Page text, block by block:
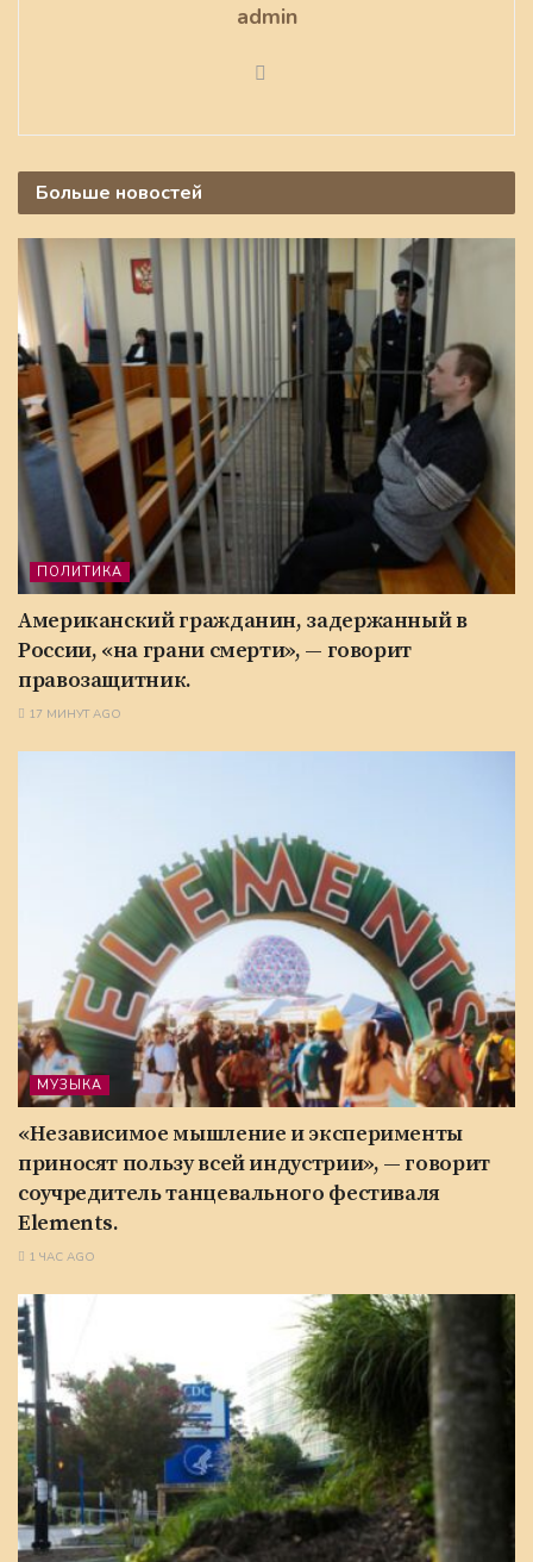
admin
Больше новостей
ПОЛИТИКА
Американский гражданин, задержанный в
России, «на грани смерти», — говорит
правозащитник.
17 МИНУТ AGO
МУЗЫКА
«Независимое мышление и эксперименты
приносят пользу всей индустрии», — говорит
соучредитель танцевального фестиваля
Elements.
1 ЧАС AGO